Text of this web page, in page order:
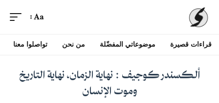
Aa
قراءات قصيرة موضوعاتي المفضّلة من نحن تواصلوا معنا
ألكسندر كوجيف : نهاية الزمان، نهاية التاريخ
وموت الإنسان